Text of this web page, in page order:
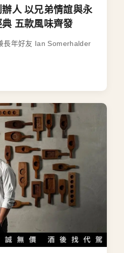
人 以兄弟情誼與永
五款風味齊發
長年好友 Ian Somerhalder